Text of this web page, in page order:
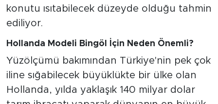
konutu ısıtabilecek düzeyde olduğu tahmin
ediliyor.
Hollanda Modeli Bingöl İçin Neden Önemli?
Yüzölçümü bakımından Türkiye'nin pek çok
iline sığabilecek büyüklükte bir ülke olan
Hollanda, yılda yaklaşık 140 milyar dolar